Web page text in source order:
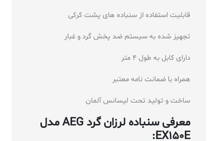
قابلیت استفاده از سنباده های پشت کرکی
تجهیز شده به سیستم ضد پخش گرد و غبار
دارای کابل به طول 4 متر
همراه با ضمانت نامه معتبر
ساخت و تولید تحت لیسانس آلمان
معرفی سنباده لرزان گرد AEG مدل
EX150E: